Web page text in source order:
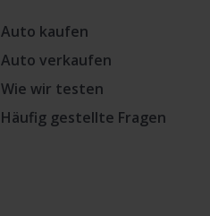
Auto kaufen
Auto verkaufen
Wie wir testen
Häufig gestellte Fragen